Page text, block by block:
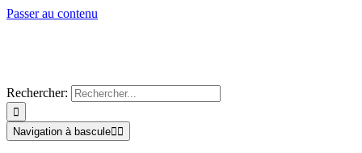
Passer au contenu
Rechercher:
Navigation à bascule